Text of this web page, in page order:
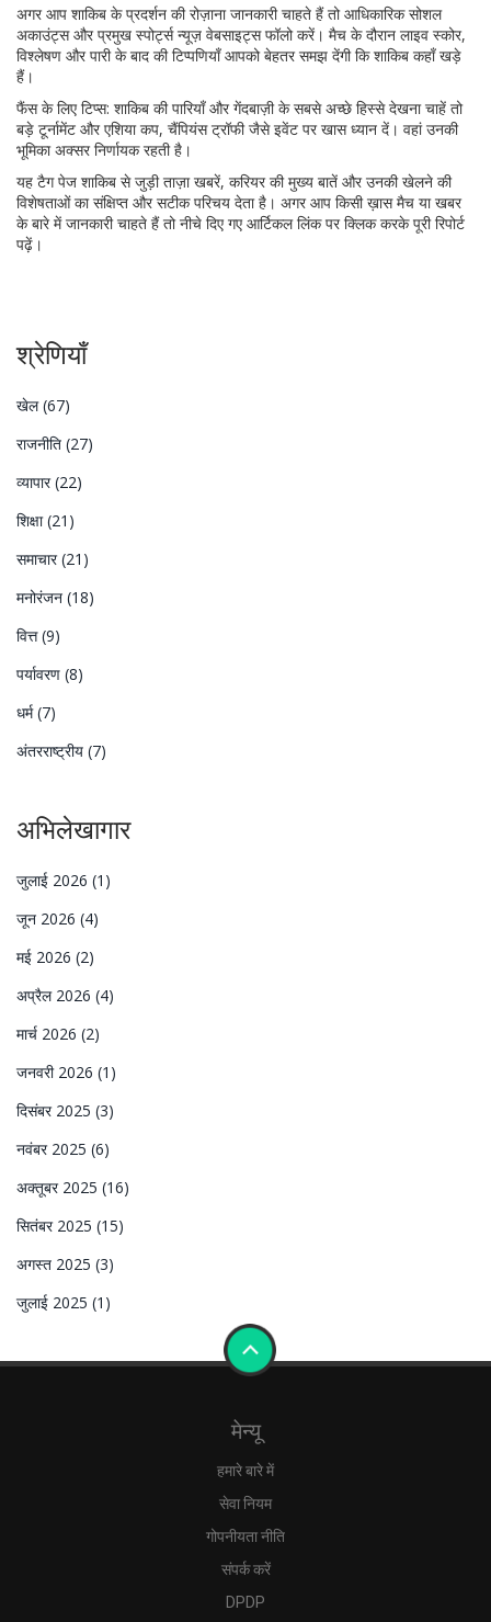
अगर आप शाकिब के प्रदर्शन की रोज़ाना जानकारी चाहते हैं तो आधिकारिक सोशल
अकाउंट्स और प्रमुख स्पोर्ट्स न्यूज़ वेबसाइट्स फॉलो करें। मैच के दौरान लाइव स्कोर,
विश्लेषण और पारी के बाद की टिप्पणियाँ आपको बेहतर समझ देंगी कि शाकिब कहाँ खड़े
हैं।
फैंस के लिए टिप्स: शाकिब की पारियाँ और गेंदबाज़ी के सबसे अच्छे हिस्से देखना चाहें तो
बड़े टूर्नामेंट और एशिया कप, चैंपियंस ट्रॉफी जैसे इवेंट पर खास ध्यान दें। वहां उनकी
भूमिका अक्सर निर्णायक रहती है।
यह टैग पेज शाकिब से जुड़ी ताज़ा खबरें, करियर की मुख्य बातें और उनकी खेलने की
विशेषताओं का संक्षिप्त और सटीक परिचय देता है। अगर आप किसी ख़ास मैच या खबर
के बारे में जानकारी चाहते हैं तो नीचे दिए गए आर्टिकल लिंक पर क्लिक करके पूरी रिपोर्ट
पढ़ें।
श्रेणियाँ
खेल(67)
राजनीति (27)
व्यापार(22)
शिक्षा(21)
समाचार(21)
मनोरंजन (18)
वित्त(9)
पर्यावरण (8)
धर्म(7)
अंतरराष्ट्रीय (7)
अभिलेखागार
जुलाई 2026 (1)
जून 2026 (4)
मई 2026 (2)
अप्रैल 2026 (4)
मार्च 2026 (2)
जनवरी 2026 (1)
दिसंबर 2025 (3)
नवंबर 2025 (6)
अक्तूबर 2025 (16)
सितंबर 2025 (15)
अगस्त 2025 (3)
जुलाई 2025 (1)
मेन्यू
हमारे बारे में
सेवा नियम
गोपनीयता नीति
संपर्क करें
DPDP